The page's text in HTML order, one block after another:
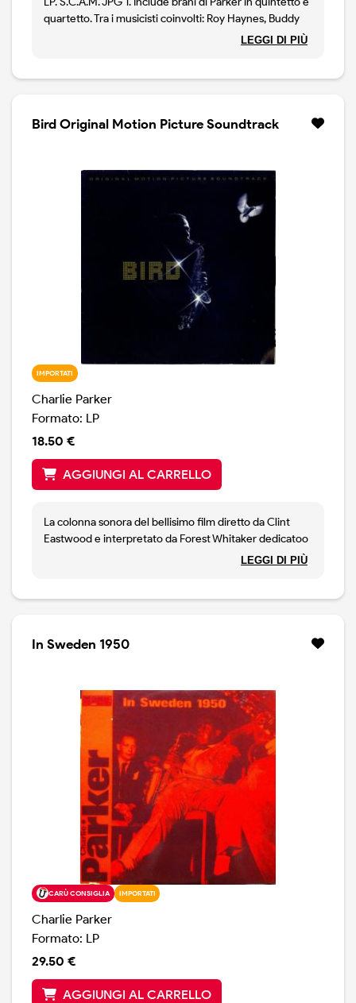
quartetto. Tra i musicisti coinvolti: Roy Haynes, Buddy
Rich, Charles Mingus, Max Roach, Bud Powell, Teddy
LEGGI DI PIÙ
Bird Original Motion Picture Soundtrack
IMPORTATI
Charlie Parker
Formato: LP
18.50 €
AGGIUNGI AL CARRELLO
La colonna sonora del bellisimo film diretto da Clint
Eastwood e interpretato da Forest Whitaker dedicatoo
al grande sasofonista americano Charlie Parker. La
LEGGI DI PIÙ
In Sweden 1950
CARÙ CONSIGLIA IMPORTATI
Charlie Parker
Formato: LP
29.50 €
AGGIUNGI AL CARRELLO